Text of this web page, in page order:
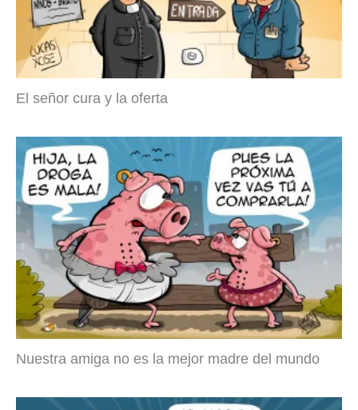
El señor cura y la oferta
Nuestra amiga no es la mejor madre del mundo